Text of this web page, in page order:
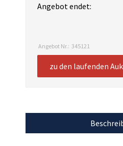
Angebot endet:
Angebot Nr.: 345121
zu den laufenden